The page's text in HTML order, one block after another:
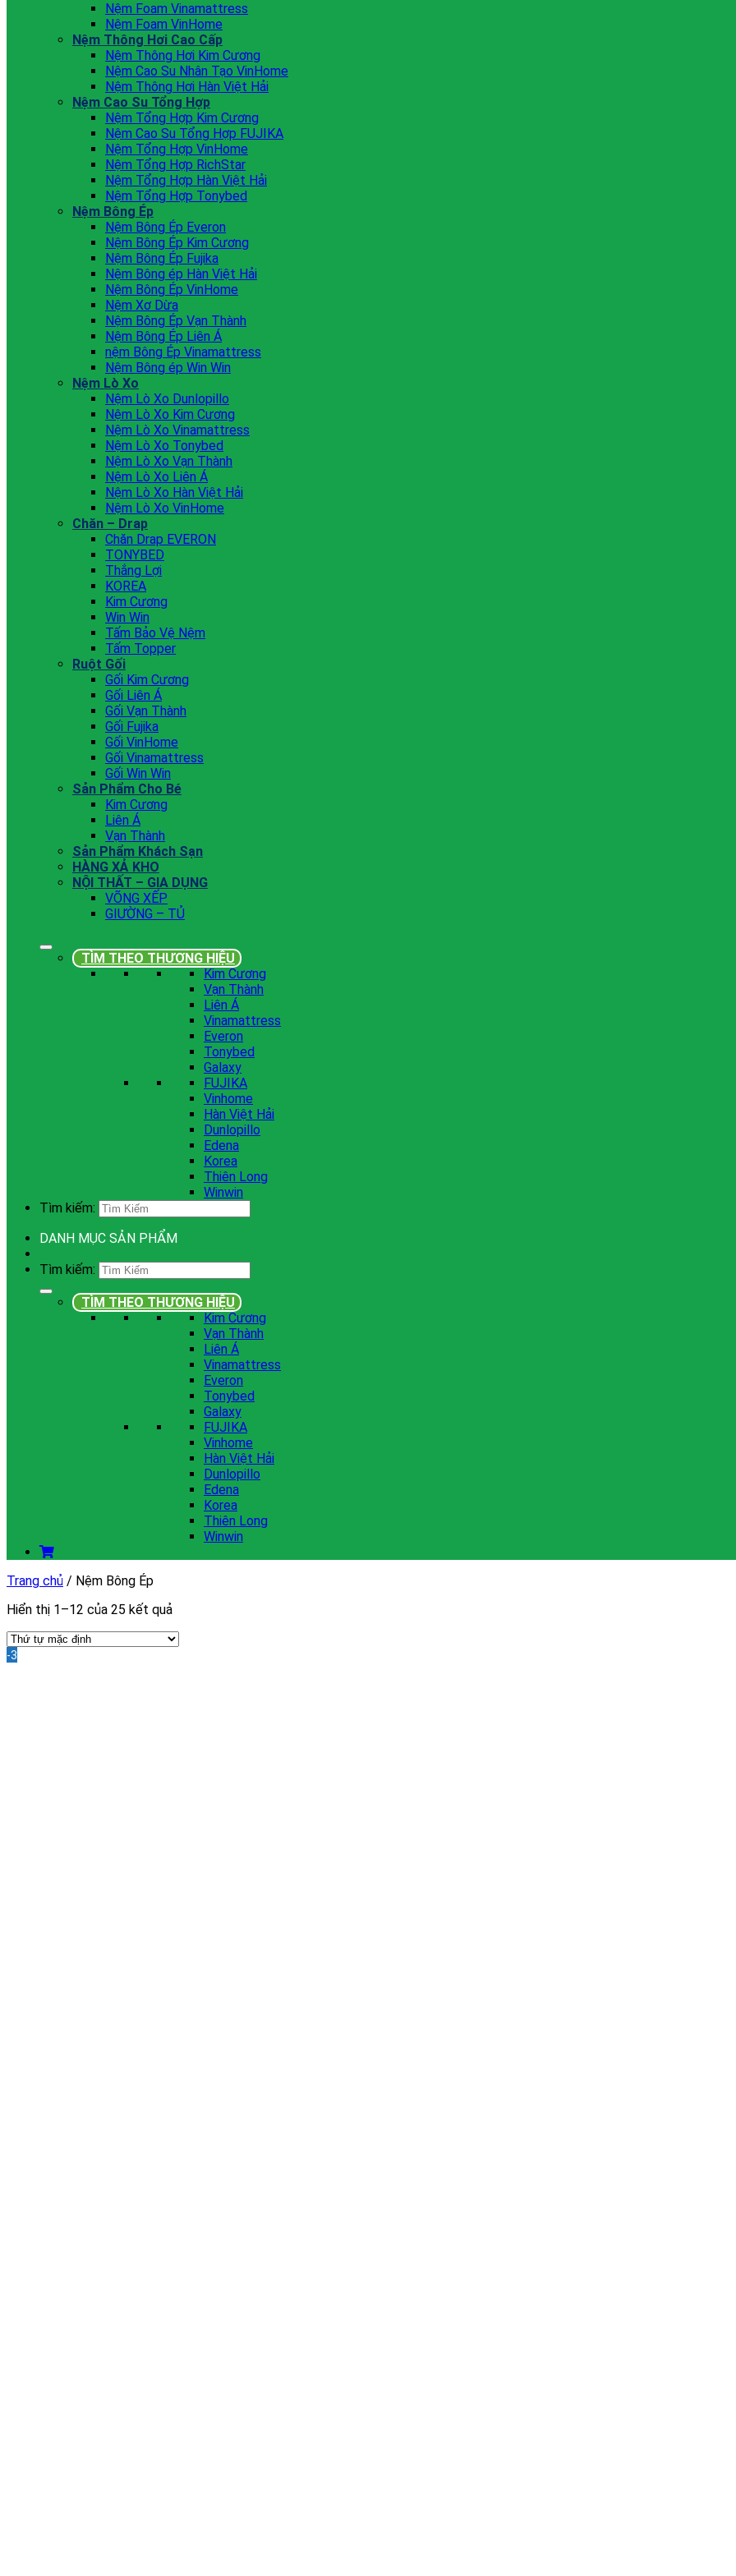
Nệm Foam Vinamattress
Nệm Foam VinHome
Nệm Thông Hơi Cao Cấp
Nệm Thông Hơi Kim Cương
Nệm Cao Su Nhân Tạo VinHome
Nệm Thông Hơi Hàn Việt Hải
Nệm Cao Su Tổng Hợp
Nệm Tổng Hợp Kim Cương
Nệm Cao Su Tổng Hợp FUJIKA
Nệm Tổng Hợp VinHome
Nệm Tổng Hợp RichStar
Nệm Tổng Hợp Hàn Việt Hải
Nệm Tổng Hợp Tonybed
Nệm Bông Ép
Nệm Bông Ép Everon
Nệm Bông Ép Kim Cương
Nệm Bông Ép Fujika
Nệm Bông ép Hàn Việt Hải
Nệm Bông Ép VinHome
Nệm Xơ Dừa
Nệm Bông Ép Vạn Thành
Nệm Bông Ép Liên Á
nệm Bông Ép Vinamattress
Nệm Bông ép Win Win
Nệm Lò Xo
Nệm Lò Xo Dunlopillo
Nệm Lò Xo Kim Cương
Nệm Lò Xo Vinamattress
Nệm Lò Xo Tonybed
Nệm Lò Xo Vạn Thành
Nệm Lò Xo Liên Á
Nệm Lò Xo Hàn Việt Hải
Nệm Lò Xo VinHome
Chăn – Drap
Chăn Drap EVERON
TONYBED
Thắng Lợi
KOREA
Kim Cương
Win Win
Tấm Bảo Vệ Nệm
Tấm Topper
Ruột Gối
Gối Kim Cương
Gối Liên Á
Gối Vạn Thành
Gối Fujika
Gối VinHome
Gối Vinamattress
Gối Win Win
Sản Phẩm Cho Bé
Kim Cương
Liên Á
Vạn Thành
Sản Phẩm Khách Sạn
HÀNG XẢ KHO
NỘI THẤT – GIA DỤNG
VÕNG XẾP
GIƯỜNG – TỦ
TÌM THEO THƯƠNG HIỆU
Kim Cương
Vạn Thành
Liên Á
Vinamattress
Everon
Tonybed
Galaxy
FUJIKA
Vinhome
Hàn Việt Hải
Dunlopillo
Edena
Korea
Thiên Long
Winwin
Tìm kiếm:
DANH MỤC SẢN PHẨM
Tìm kiếm:
TÌM THEO THƯƠNG HIỆU
Kim Cương
Vạn Thành
Liên Á
Vinamattress
Everon
Tonybed
Galaxy
FUJIKA
Vinhome
Hàn Việt Hải
Dunlopillo
Edena
Korea
Thiên Long
Winwin
Trang chủ / Nệm Bông Ép
Hiển thị 1–12 của 25 kết quả
-35%